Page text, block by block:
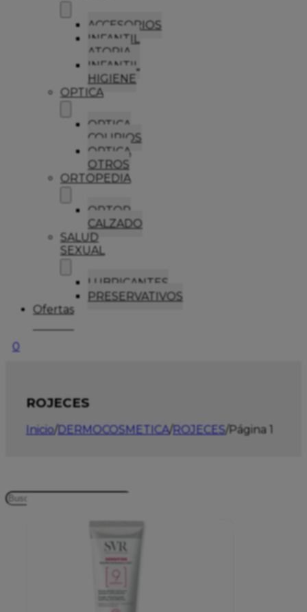
ACCESORIOS
INFANTIL
ATOPIA
INFANTIL
HIGIENE
OPTICA
OPTICA
COLIRIOS
OPTICA
OTROS
ORTOPEDIA
ORTOP
CALZADO
SALUD
SEXUAL
LUBRICANTES
PRESERVATIVOS
Ofertas
0
ROJECES
Inicio/DERMOCOSMETICA/ROJECES/Página 1